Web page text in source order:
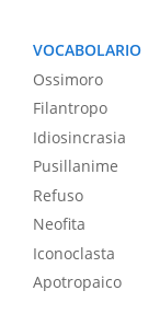
VOCABOLARIO
Ossimoro
Filantropo
Idiosincrasia
Pusillanime
Refuso
Neofita
Iconoclasta
Apotropaico